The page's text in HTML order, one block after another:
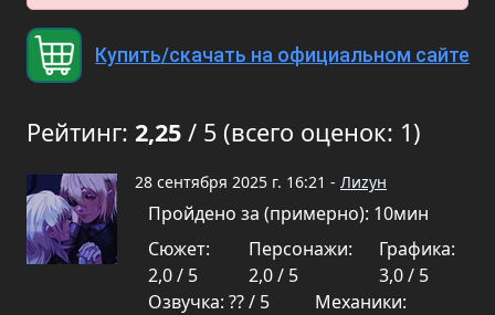
Купить/скачать на официальном сайте
Рейтинг: 2,25 / 5 (всего оценок: 1)
28 сентября 2025 г. 16:21 - Лиzун
Пройдено за (примерно): 10мин
Сюжет:
2,0 / 5
Персонажи:
2,0 / 5
Графика:
3,0 / 5
Озвучка: ?? / 5
Механики: